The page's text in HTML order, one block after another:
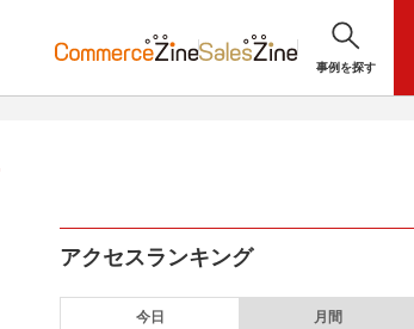
事例を探す
アクセスランキング
今日 月間